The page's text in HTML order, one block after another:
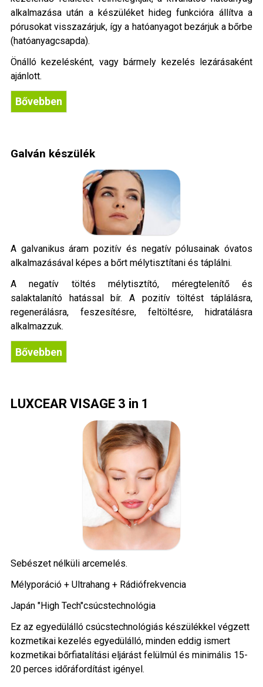
alkalmazása után a készüléket hideg funkcióra állítva a
pórusokat visszazárjuk, így a hatóanyagot bezárjuk a bőrbe
(hatóanyagcsapda).
Önálló kezelésként, vagy bármely kezelés lezárásaként
ajánlott.
Bővebben
Galván készülék
A galvanikus áram pozitív és negatív pólusainak óvatos
alkalmazásával képes a bőrt mélytisztítani és táplálni.
A negatív töltés mélytisztító, méregtelenítő és
salaktalanító hatással bír. A pozitív töltést táplálásra,
regenerálásra, feszesítésre, feltöltésre, hidratálásra
alkalmazzuk.
Bővebben
LUXCEAR VISAGE 3 in 1
Sebészet nélküli arcemelés.
Mélyporáció + Ultrahang + Rádiófrekvencia
Japán "High Tech"csúcstechnológia
Ez az egyedülálló csúcstechnológiás készülékkel végzett
kozmetikai kezelés egyedülálló, minden eddig ismert
kozmetikai bőrfiatalítási eljárást felülmúl és minimális 15-
20 perces időráfordítást igényel.